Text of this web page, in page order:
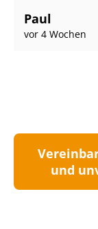
Paul
vor 4 Wochen
und